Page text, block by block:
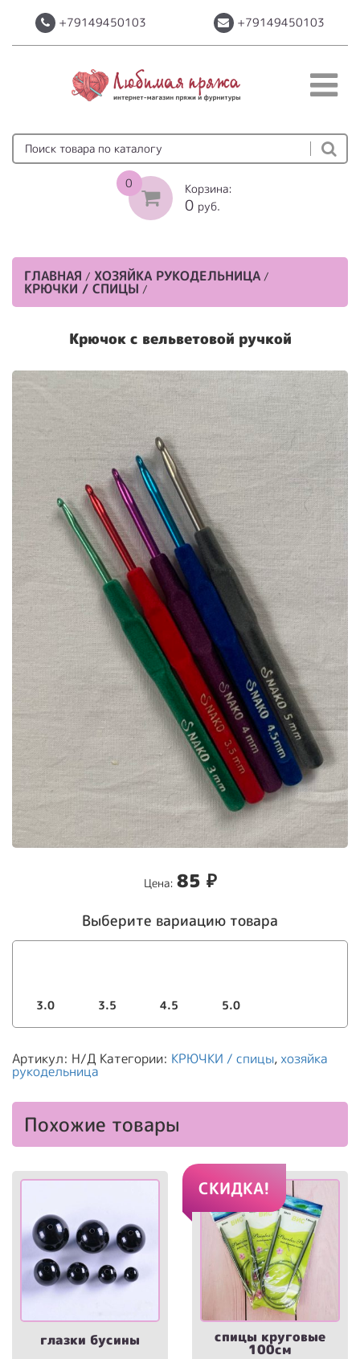
+79149450103 +79149450103
0 Корзина:
0 руб.
ГЛАВНАЯ / ХОЗЯЙКА РУКОДЕЛЬНИЦА /
КРЮЧКИ / СПИЦЫ /
Крючок с вельветовой ручкой
Цена: 85 ₽
Выберите вариацию товара
3.0 3.5 4.5 5.0
Артикул: Н/Д Категории: КРЮЧКИ / спицы, хозяйка
рукодельница
Похожие товары
глазки бусины
СКИДКА!
спицы круговые
100см